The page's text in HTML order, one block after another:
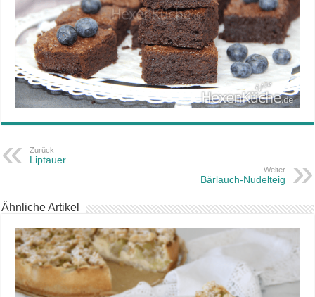
Zurück
Liptauer
Weiter
Bärlauch-Nudelteig
Ähnliche Artikel